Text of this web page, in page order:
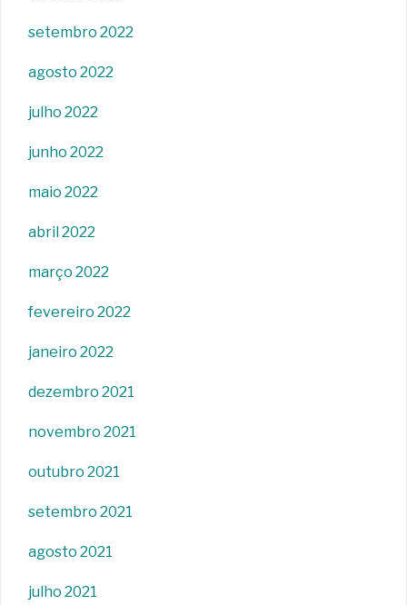
setembro 2022
agosto 2022
julho 2022
junho 2022
maio 2022
abril 2022
março 2022
fevereiro 2022
janeiro 2022
dezembro 2021
novembro 2021
outubro 2021
setembro 2021
agosto 2021
julho 2021